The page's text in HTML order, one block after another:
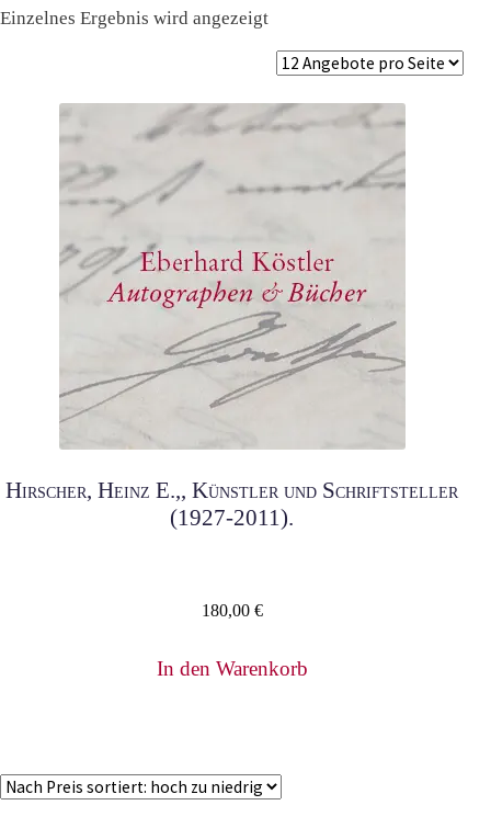
Einzelnes Ergebnis wird angezeigt
Hirscher, Heinz E.,, Künstler und Schriftsteller
(1927-2011).
180,00 €
In den Warenkorb